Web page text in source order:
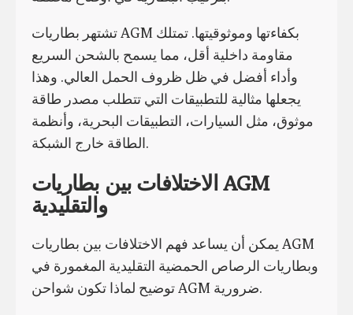
تشتهر بطاريات AGM بكفاءتها وموثوقيتها. تمتلك
مقاومة داخلية أقل، مما يسمح بالشحن السريع
وأداء أفضل في ظل ظروف الحمل العالي. وهذا
يجعلها مثالية للتطبيقات التي تتطلب مصدر طاقة
موثوق، مثل السيارات، التطبيقات البحرية، وأنظمة
الطاقة خارج الشبكة.
الاختلافات بين بطاريات AGM
والتقليدية
يمكن أن يساعد فهم الاختلافات بين بطاريات AGM
وبطاريات الرصاص الحمضية التقليدية المغمورة في
توضيح لماذا تكون شواحن AGM ضرورية.